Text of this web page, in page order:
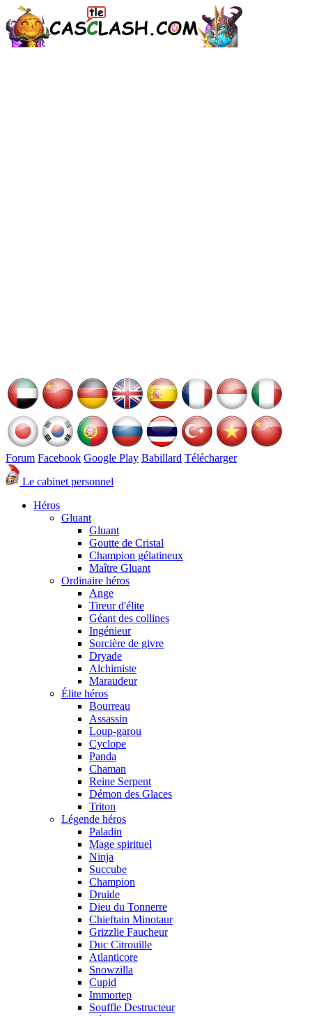
Forum Facebook Google Play Babillard Télécharger
Le cabinet personnel
Héros
Gluant
Gluant
Goutte de Cristal
Champion gélatineux
Maître Gluant
Ordinaire héros
Ange
Tireur d'élite
Géant des collines
Ingénieur
Sorcière de givre
Dryade
Alchimiste
Maraudeur
Élite héros
Bourreau
Assassin
Loup-garou
Cyclope
Panda
Chaman
Reine Serpent
Démon des Glaces
Triton
Légende héros
Paladin
Mage spirituel
Ninja
Succube
Champion
Druide
Dieu du Tonnerre
Chieftain Minotaur
Grizzlie Faucheur
Duc Citrouille
Atlanticore
Snowzilla
Cupid
Immortep
Souffle Destructeur